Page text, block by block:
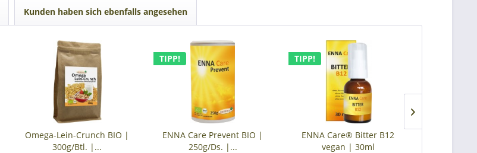
Kunden haben sich ebenfalls angesehen
Omega-Lein-Crunch BIO |
300g/Btl. |...
TIPP!
ENNA Care Prevent BIO |
250g/Ds. |...
TIPP!
ENNA Care® Bitter B12
vegan | 30ml